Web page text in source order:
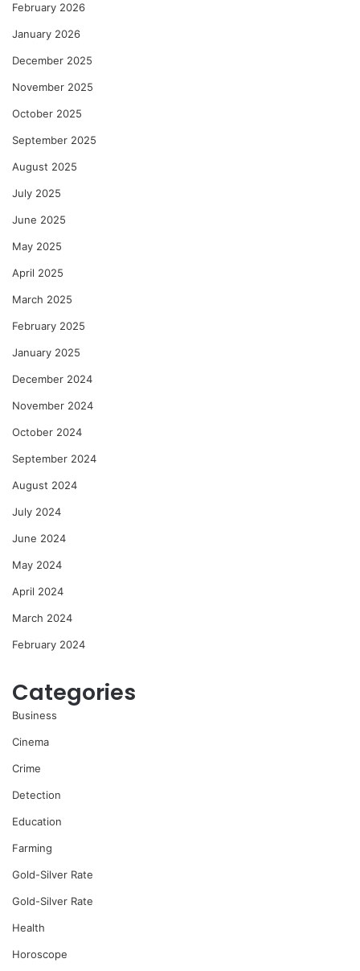
February 2026
January 2026
December 2025
November 2025
October 2025
September 2025
August 2025
July 2025
June 2025
May 2025
April 2025
March 2025
February 2025
January 2025
December 2024
November 2024
October 2024
September 2024
August 2024
July 2024
June 2024
May 2024
April 2024
March 2024
February 2024
Categories
Business
Cinema
Crime
Detection
Education
Farming
Gold-Silver Rate
Gold-Silver Rate
Health
Horoscope